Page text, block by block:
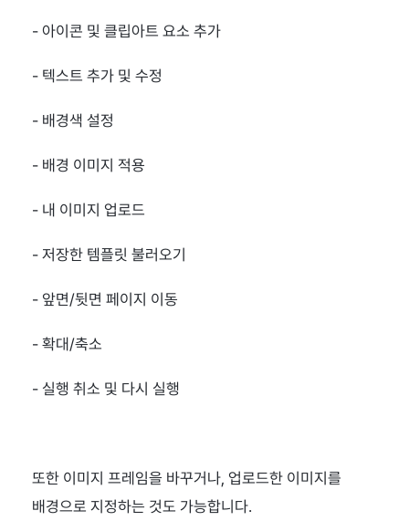
- 아이콘 및 클립아트 요소 추가
- 텍스트 추가 및 수정
- 배경색 설정
- 배경 이미지 적용
- 내 이미지 업로드
- 저장한 템플릿 불러오기
- 앞면/뒷면 페이지 이동
- 확대/축소
- 실행 취소 및 다시 실행
또한 이미지 프레임을 바꾸거나, 업로드한 이미지를
배경으로 지정하는 것도 가능합니다.